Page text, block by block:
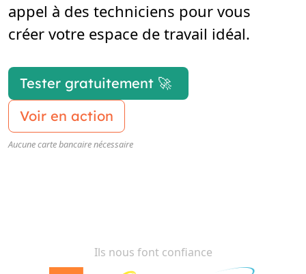
appel à des techniciens pour vous
créer votre espace de travail idéal.
Tester gratuitement 🚀
Voir en action
Aucune carte bancaire nécessaire
Ils nous font confiance